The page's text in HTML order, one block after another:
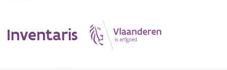
Inventaris